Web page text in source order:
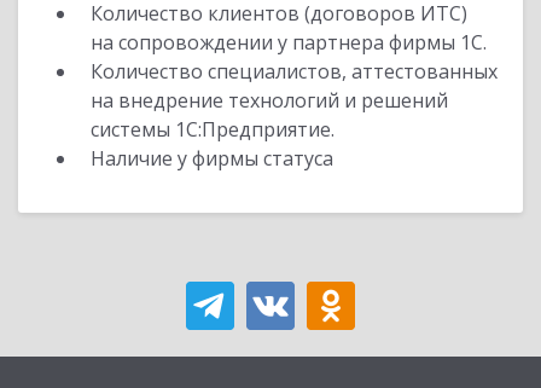
Количество клиентов (договоров ИТС)
на сопровождении у партнера фирмы 1С.
Количество специалистов, аттестованных
на внедрение технологий и решений
системы 1С:Предприятие.
Наличие у фирмы статуса